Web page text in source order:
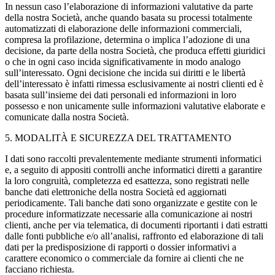
In nessun caso l’elaborazione di informazioni valutative da parte
della nostra Società, anche quando basata su processi totalmente
automatizzati di elaborazione delle informazioni commerciali,
compresa la profilazione, determina o implica l’adozione di una
decisione, da parte della nostra Società, che produca effetti giuridici
o che in ogni caso incida significativamente in modo analogo
sull’interessato. Ogni decisione che incida sui diritti e le libertà
dell’interessato è infatti rimessa esclusivamente ai nostri clienti ed è
basata sull’insieme dei dati personali ed informazioni in loro
possesso e non unicamente sulle informazioni valutative elaborate e
comunicate dalla nostra Società.
5. MODALITÀ E SICUREZZA DEL TRATTAMENTO
I dati sono raccolti prevalentemente mediante strumenti informatici
e, a seguito di appositi controlli anche informatici diretti a garantire
la loro congruità, completezza ed esattezza, sono registrati nelle
banche dati elettroniche della nostra Società ed aggiornati
periodicamente. Tali banche dati sono organizzate e gestite con le
procedure informatizzate necessarie alla comunicazione ai nostri
clienti, anche per via telematica, di documenti riportanti i dati estratti
dalle fonti pubbliche e/o all’analisi, raffronto ed elaborazione di tali
dati per la predisposizione di rapporti o dossier informativi a
carattere economico o commerciale da fornire ai clienti che ne
facciano richiesta.